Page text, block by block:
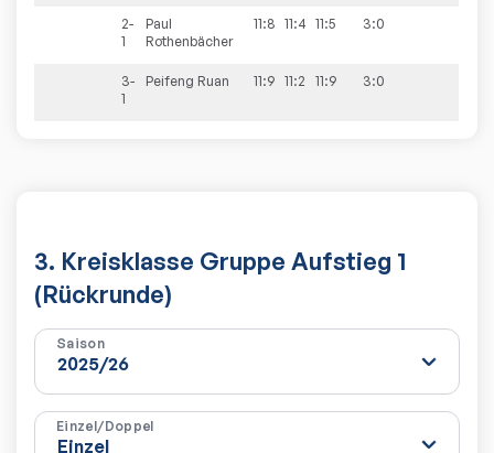
2-
1
Paul
Rothenbächer
11:8 11:4 11:5 3:0
3-
1
Peifeng Ruan 11:9 11:2 11:9 3:0
3. Kreisklasse Gruppe Aufstieg 1
(Rückrunde)
Saison
Einzel/Doppel